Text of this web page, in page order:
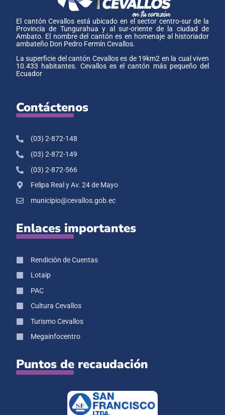
El cantón Cevallos está ubicado en el sector centro-sur de la
Provincia de Tungurahua y al sur-oriente de la ciudad de
Ambato. El nombre del cantón es en homenaje al historiador
ambateño Don Pedro Fermín Cevallos.
La superficie del cantón Cevallos es de 19km2 en la cual viven
10.433 habitantes. Cevallos es el cantón más pequeño del
Ecuador
Contáctenos
(03) 2-872-148
(03) 2-872-149
(03) 2-872-566
Felipa Real y Av. 24 de Mayo
municipio@cevallos.gob.ec
Enlaces importantes
Rendición de Cuentas
Lotaip
PAC
Cultura Cevallos
Turismo Cevallos
Megainfocentro
Puntos de recaudación